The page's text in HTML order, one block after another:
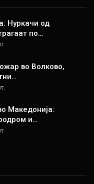
Нуркачи од
по…
во Волково,
Македонија:
и…